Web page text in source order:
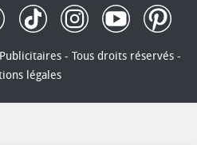
- Tous droits réservés -
légales